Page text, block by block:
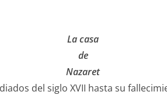
La casa
de
Nazaret
del siglo XVII hasta su